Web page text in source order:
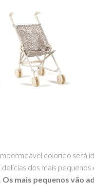
colorido será
dos mais
Os mais pequenos vão